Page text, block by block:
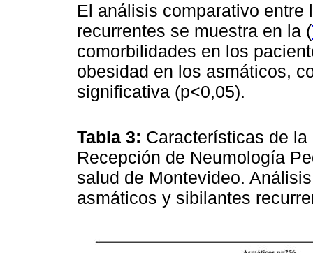
El análisis comparativo
recurrentes se muestra en la (
comorbilidades en los
obesidad en los asmáticos,
significativa (p<0,05).
Tabla 3: Características de
Recepción de Neumología
salud de Montevideo.
asmáticos y sibilantes